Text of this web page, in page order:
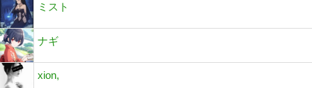
ミスト
ナギ
xion,